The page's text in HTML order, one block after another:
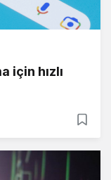
için hızlı